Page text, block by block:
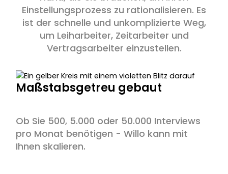
Einstellungsprozess zu rationalisieren. Es
ist der schnelle und unkomplizierte Weg,
um Leiharbeiter, Zeitarbeiter und
Vertragsarbeiter einzustellen.
Maßstabsgetreu gebaut
Ob Sie 500, 5.000 oder 50.000 Interviews
pro Monat benötigen - Willo kann mit
Ihnen skalieren.